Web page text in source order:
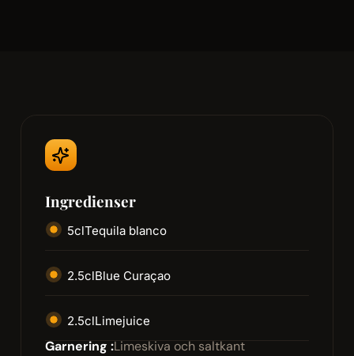
Ingredienser
5clTequila blanco
2.5clBlue Curaçao
2.5clLimejuice
Garnering :Limeskiva och saltkant